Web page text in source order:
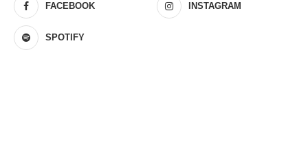
FACEBOOK INSTAGRAM
SPOTIFY